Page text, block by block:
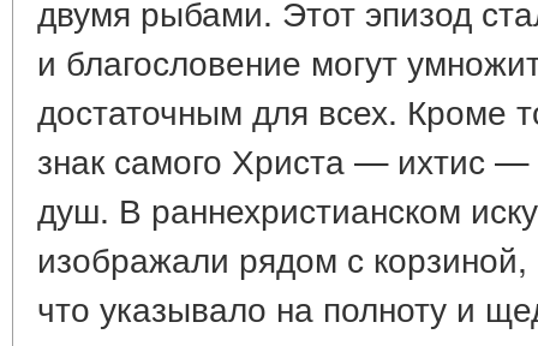
двумя рыбами. Этот эпизод
и благословение могут
достаточным для всех. Кроме
знак самого Христа — ихтис
душ. В раннехристианском
изображали рядом с
что указывало на полноту и